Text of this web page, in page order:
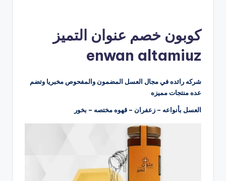
كوبون خصم عنوان التميز
enwan altamiuz
شركه رائده في مجال العسل المضمون والمفحوص مخبريا وتضم
عده منتجات مميزه
العسل بأنواعه – زعفران – قهوه مختصه – بخور